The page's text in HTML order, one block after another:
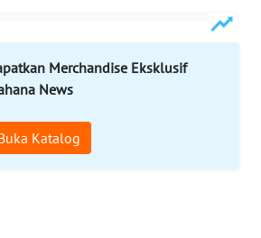
Merchandise Eksklusif
News
Katalog